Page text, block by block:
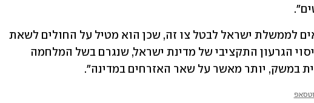
במשק, יותר מאשר על שאר האזרחים במדינה".